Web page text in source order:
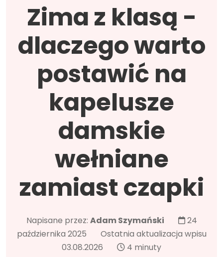
Zima z klasą -
dlaczego warto
postawić na
kapelusze
damskie
wełniane
zamiast czapki
Napisane przez: Adam Szymański
24
października 2025
Ostatnia aktualizacja wpisu
03.08.2026
4 minuty